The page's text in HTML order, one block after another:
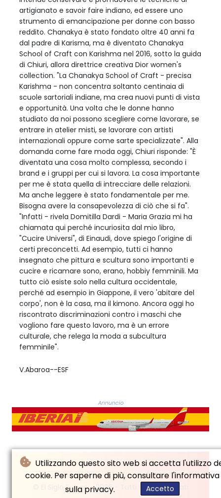
Utilizzando questo sito web si accetta l'utilizzo
cookie. Per saperne di più, consultare l'informativa
sulla privacy.
Accetto
artigianato e savoir faire indiano, ed essere uno
strumento di emancipazione per donne con basso
reddito. Chanakya è stato fondato oltre 40 anni fa
dal padre di Karisma, ma è diventato Chanakya
School of Craft con Karishma nel 2016, sotto la guida
di Chiuri, allora direttrice creativa Dior women's
collection. "La Chanakya School of Craft - precisa
Karishma - non concentra soltanto centinaia di
scuole sartoriali indiane, ma crea nuovi punti di vista
e opportunità. Una volta che le donne hanno
studiato da noi possono scegliere come lavorare, se
entrare in atelier misti, se lavorare con artisti
internazionali oppure come sarte specializzate". Alla
domanda come fare moda oggi, Chiuri risponde: "È
diventata una cosa molto complessa, secondo i
brand e i gruppi per cui si lavora. La cosa importante
per me è stata quella di intrecciare delle relazioni.
Ma anche leggere è stato fondamentale per me.
Bisogna avere la consapevolezza di ciò che si fa".
"Infatti - rivela Domitilla Dardi - Maria Grazia mi ha
chiamata qui perché incuriosita dal mio libro,
"Cucire Universi", di Einaudi, dove spiego l'origine di
certi preconcetti. Ad esempio, tutti ci hanno
insegnato che pittura e scultura sono importanti e
cucire e ricamare sono, erano, hobbiy femminili. Ma
tutto ciò esiste solo nella cultura occidentale,
perché ad esempio in Giappone, il vero 'abitare del
corpo', non è la casa, ma il kimono. Ancora oggi ho
riscontrato discriminazioni contro i maschi che
vogliono fare questo lavoro, ma è un errore
culturale, che relega la moda a subcultura
femminile".
V.Abaroa--ESF
Annuncio
© El Siglo Futuro - 2026 - Tutti i diritti riservati